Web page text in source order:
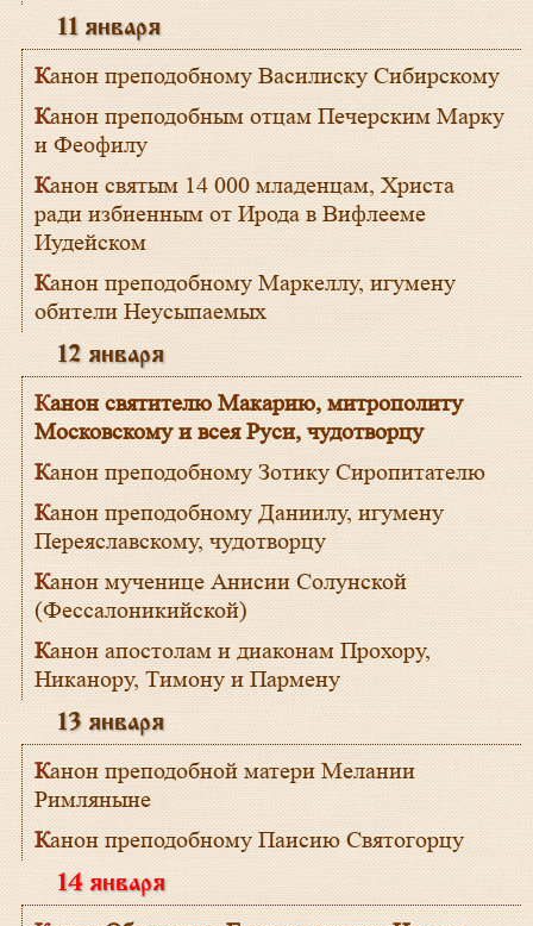
11 января
Канон преподобному Василиску Сибирскому
Канон преподобным отцам Печерским Марку
и Феофилу
Канон святым 14 000 младенцам, Христа
ради избиенным от Ирода в Вифлееме
Иудейском
Канон преподобному Маркеллу, игумену
обители Неусыпаемых
12 января
Канон святителю Макарию, митрополиту
Московскому и всея Руси, чудотворцу
Канон преподобному Зотику Сиропитателю
Канон преподобному Даниилу, игумену
Переяславскому, чудотворцу
Канон мученице Анисии Солунской
(Фессалоникийской)
Канон апостолам и диаконам Прохору,
Никанору, Тимону и Пармену
13 января
Канон преподобной матери Мелании
Римляныне
Канон преподобному Паисию Святогорцу
14 января